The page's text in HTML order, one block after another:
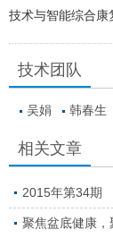
技术与智能综合
技术团队
吴娟 韩春生
相关文章
2015年第34期
聚焦盆底健康